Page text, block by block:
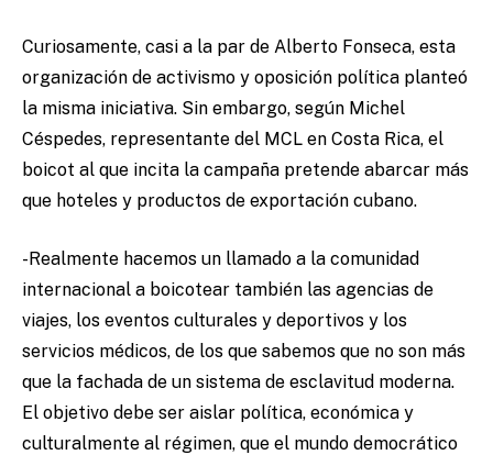
Curiosamente, casi a la par de Alberto Fonseca, esta
organización de activismo y oposición política planteó
la misma iniciativa. Sin embargo, según Michel
Céspedes, representante del MCL en Costa Rica, el
boicot al que incita la campaña pretende abarcar más
que hoteles y productos de exportación cubano.
-Realmente hacemos un llamado a la comunidad
internacional a boicotear también las agencias de
viajes, los eventos culturales y deportivos y los
servicios médicos, de los que sabemos que no son más
que la fachada de un sistema de esclavitud moderna.
El objetivo debe ser aislar política, económica y
culturalmente al régimen, que el mundo democrático